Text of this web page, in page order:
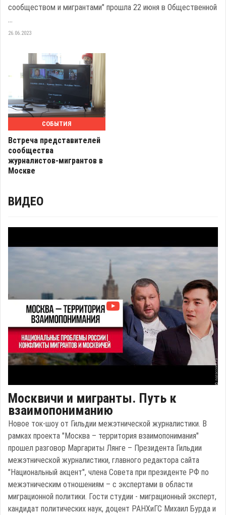
сообществом и мигрантами" прошла 22 июня в Общественной
26.06.2023
СОБЫТИЯ
Встреча представителей
сообщества
журналистов-мигрантов в
Москве
ВИДЕО
Москвичи и мигранты. Путь к
взаимопониманию
Новое ток-шоу от Гильдии межэтнической журналистики. В
рамках проекта "Москва – территория взаимопонимания"
прошел разговор Маргариты Лянге – Президента Гильдии
межэтнической журналистики, главного редактора сайта
"Национальный акцент", члена Совета при президенте РФ по
межэтническим отношениям – с экспертами в области
миграционной политики. Гости студии - миграционный эксперт,
кандидат политических наук, доцент РАНХиГС Михаил Бурда и